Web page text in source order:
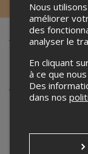
Yoga à la
2025
Votre
Nous
améliorer
des
analyser le
En cliquant
à ce que
Des
dans nos